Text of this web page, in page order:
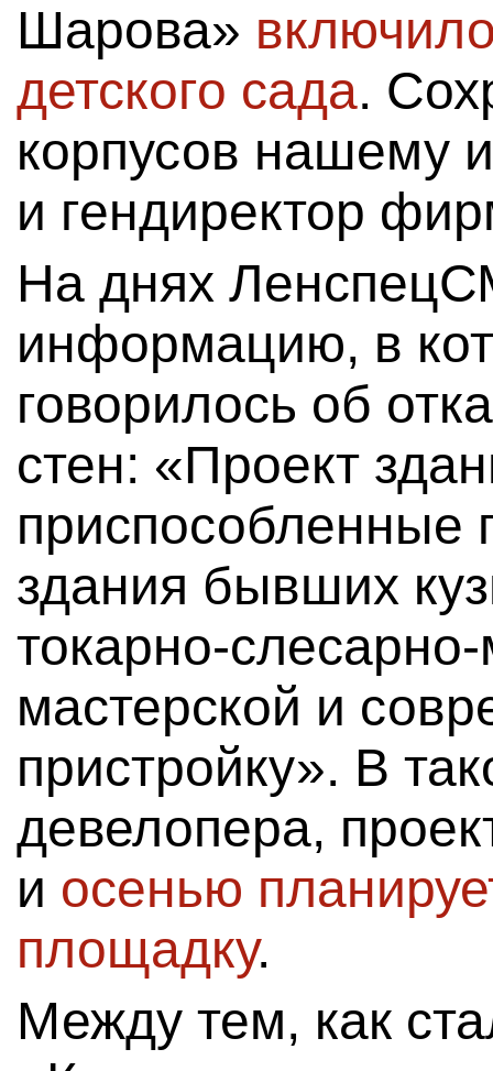
Шарова»
детского сада.
корпусов нашему
и гендиректор
На днях
информацию, в
говорилось об
стен: «Проект
приспособленные
здания бывших
токарно-
мастерской и
пристройку». В
девелопера,
и осенью
площадку.
Между тем, как